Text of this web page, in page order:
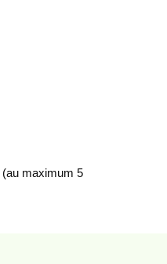
(au maximum 5